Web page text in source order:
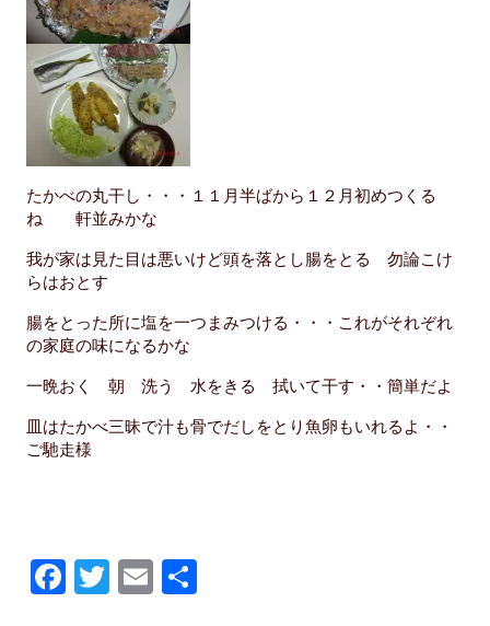
たかべの丸干し・・・１１月半ばから１２月初めつくる
ね 軒並みかな
我が家は見た目は悪いけど頭を落とし腸をとる 勿論こけ
らはおとす
腸をとった所に塩を一つまみつける・・・これがそれぞれ
の家庭の味になるかな
一晩おく 朝 洗う 水をきる 拭いて干す・・簡単だよ
皿はたかべ三昧で汁も骨でだしをとり魚卵もいれるよ・・
ご馳走様
F
T
E